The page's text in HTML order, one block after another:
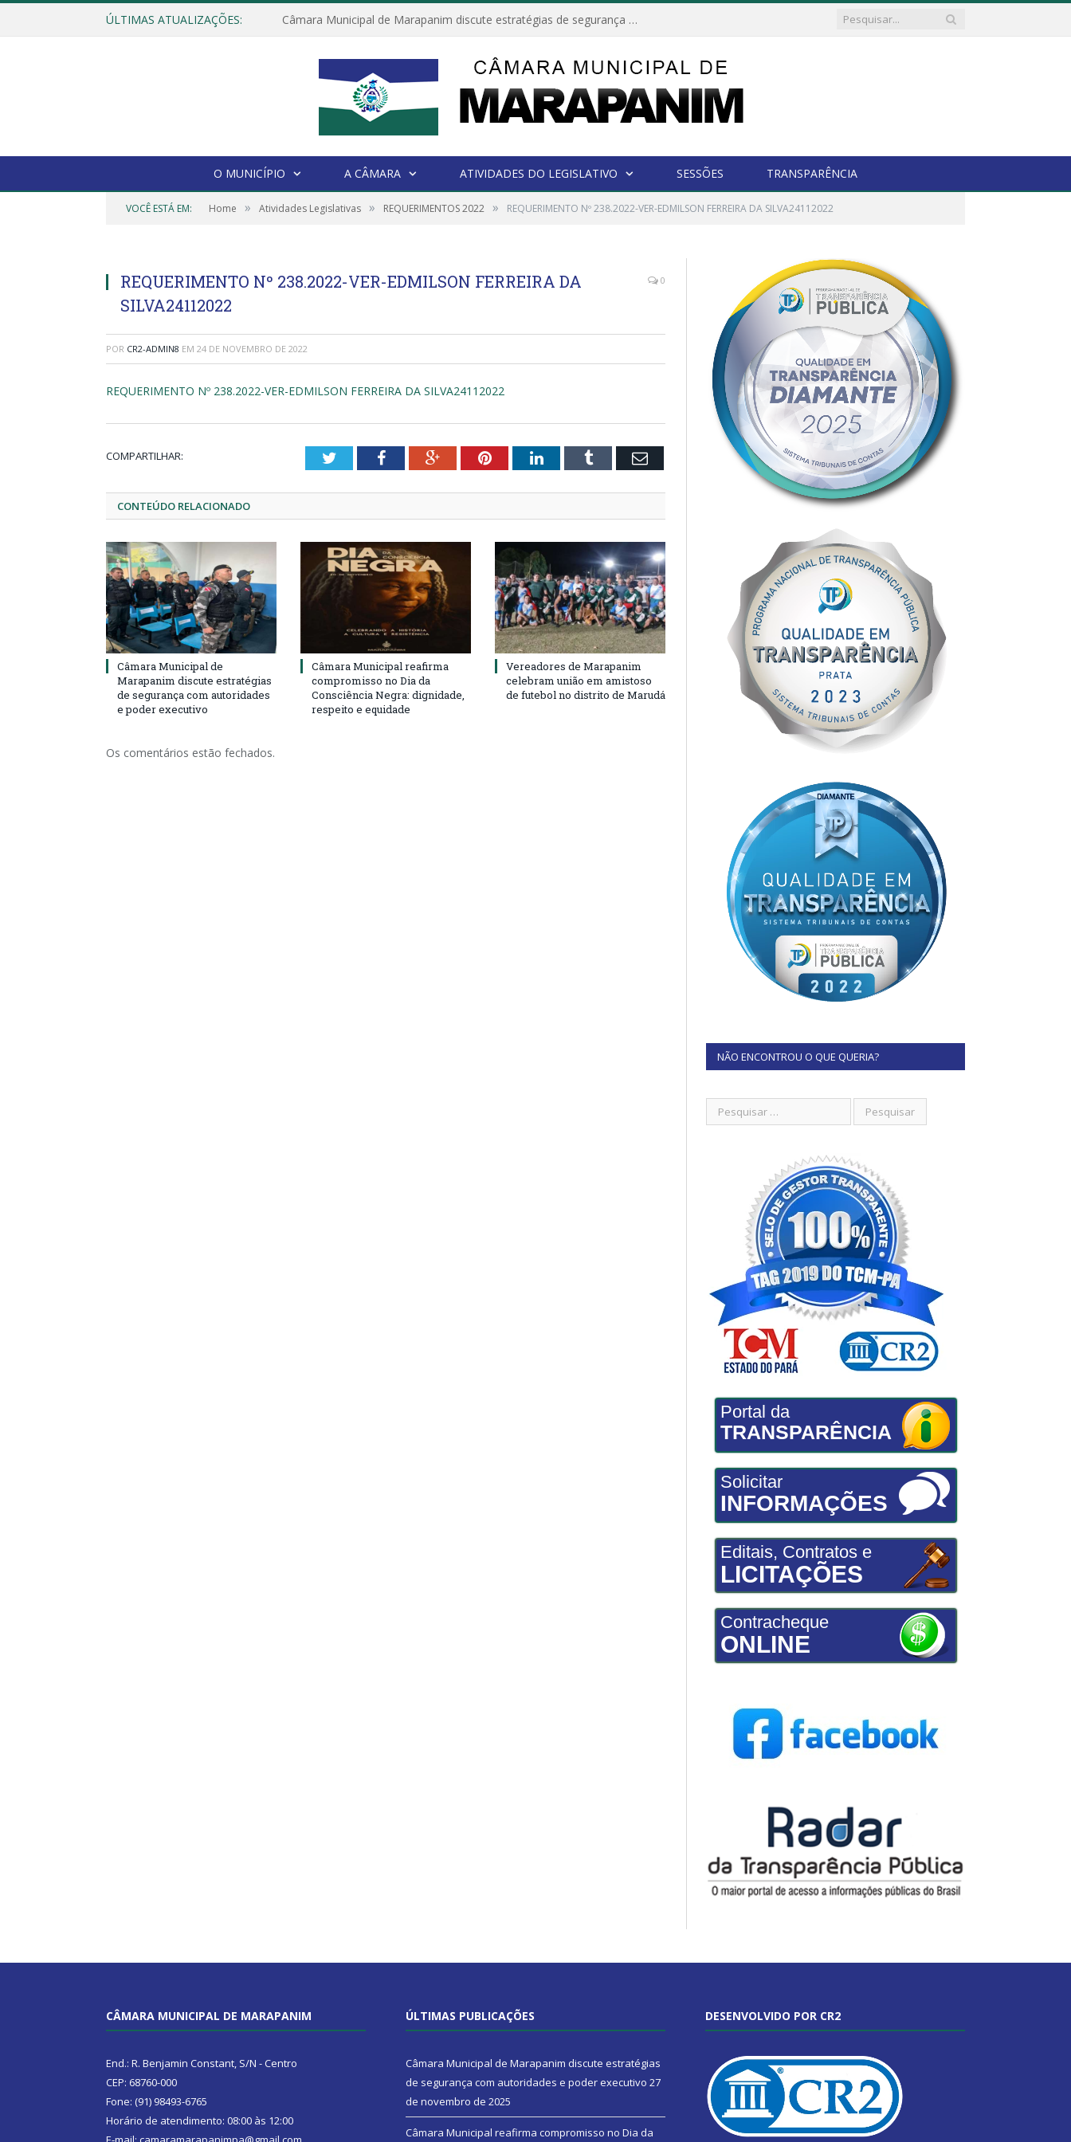
ÚLTIMAS ATUALIZAÇÕES: Câmara Municipal de Marapanim discute estratégias de segurança com autoridades e poder executivo
O MUNICÍPIO A CÂMARA ATIVIDADES DO LEGISLATIVO SESSÕES TRANSPARÊNCIA
VOCÊ ESTÁ EM: Home » Atividades Legislativas » REQUERIMENTOS 2022 » REQUERIMENTO Nº 238.2022-VER-EDMILSON FERREIRA DA SILVA24112022
REQUERIMENTO Nº 238.2022-VER-EDMILSON FERREIRA DA
SILVA24112022
0
POR CR2-ADMIN8 EM 24 DE NOVEMBRO DE 2022
REQUERIMENTO Nº 238.2022-VER-EDMILSON FERREIRA DA SILVA24112022
COMPARTILHAR: TwitterFacebookGoogle+PinterestLinkedInTumblr Email
CONTEÚDO RELACIONADO
Câmara Municipal de
Marapanim discute estratégias
de segurança com autoridades
e poder executivo
Câmara Municipal reafirma
compromisso no Dia da
Consciência Negra: dignidade,
respeito e equidade
Vereadores de Marapanim
celebram união em amistoso
de futebol no distrito de Marudá
Os comentários estão fechados.
NÃO ENCONTROU O QUE QUERIA?
Portal da
TRANSPARÊNCIA
Solicitar
INFORMAÇÕES
Editais, Contratos e
LICITAÇÕES
Contracheque
ONLINE
CÂMARA MUNICIPAL DE MARAPANIM
End.: R. Benjamin Constant, S/N - Centro
CEP: 68760-000
Fone: (91) 98493-6765
Horário de atendimento: 08:00 às 12:00
ÚLTIMAS PUBLICAÇÕES
Câmara Municipal de Marapanim discute estratégias
de segurança com autoridades e poder executivo 27
de novembro de 2025
Câmara Municipal reafirma compromisso no Dia da
DESENVOLVIDO POR CR2